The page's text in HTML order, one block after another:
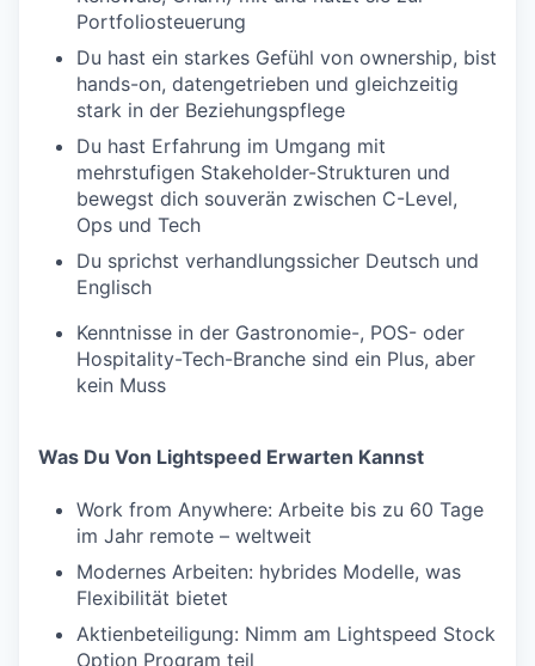
Portfoliosteuerung
Du hast ein starkes Gefühl von ownership, bist
hands-on, datengetrieben und gleichzeitig
stark in der Beziehungspflege
Du hast Erfahrung im Umgang mit
mehrstufigen Stakeholder-Strukturen und
bewegst dich souverän zwischen C-Level,
Ops und Tech
Du sprichst verhandlungssicher Deutsch und
Englisch
Kenntnisse in der Gastronomie-, POS- oder
Hospitality-Tech-Branche sind ein Plus, aber
kein Muss
Was Du Von Lightspeed Erwarten Kannst
Work from Anywhere: Arbeite bis zu 60 Tage
im Jahr remote – weltweit
Modernes Arbeiten: hybrides Modelle, was
Flexibilität bietet
Aktienbeteiligung: Nimm am Lightspeed Stock
Option Program teil